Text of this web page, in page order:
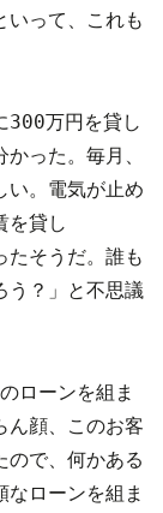
いって、これも
300万円を貸し
った。 毎月、
い。電気が止め
を貸し
たそうだ。誰も
う？」と不思議
ローンを組ま
ん顔、このお客
ので、何かある
ローンを組ま